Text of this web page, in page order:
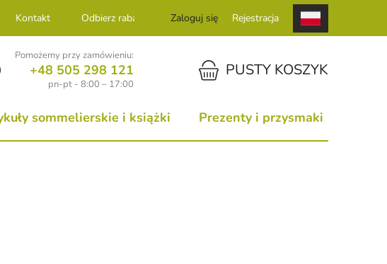
Kontakt Odbierz rabat Zaloguj się Rejestracja
Pomożemy przy zamówieniu:
+48 505 298 121
pn-pt - 8:00 – 17:00
KOSZYKPUSTY KOSZYK
sommelierskie i książki Prezenty i przysmaki